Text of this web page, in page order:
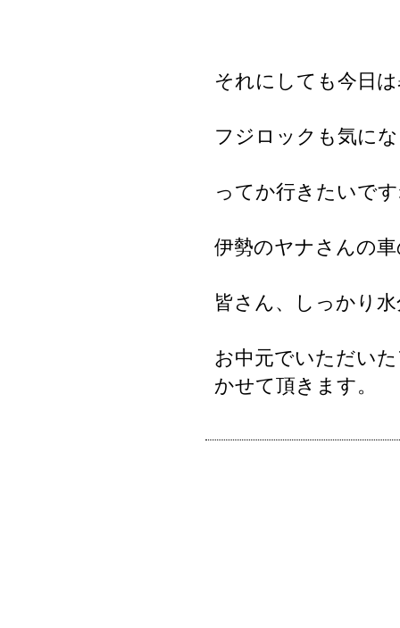
それにしても今日
フジロックも気に
ってか行きたいで
伊勢のヤナさんの
皆さん、しっかり
お中元でいただい
かせて頂きます。